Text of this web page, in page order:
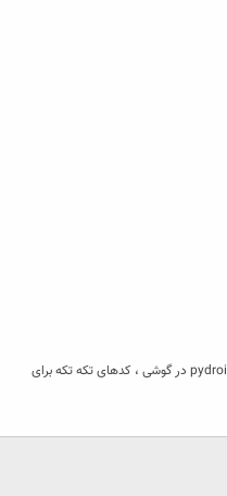
پردازش تصویر با deepseek در نرم افزار pydroid 3 در گوشی ، کدهای تکه تکه برای